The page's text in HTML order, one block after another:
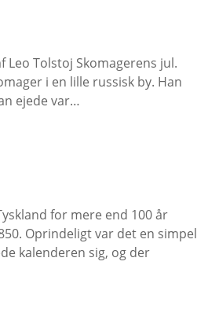
Leo Tolstoj Skomagerens jul.
i en lille russisk by. Han
ejede var…
for mere end 100 år
Oprindeligt var det en simpel
kalenderen sig, og der